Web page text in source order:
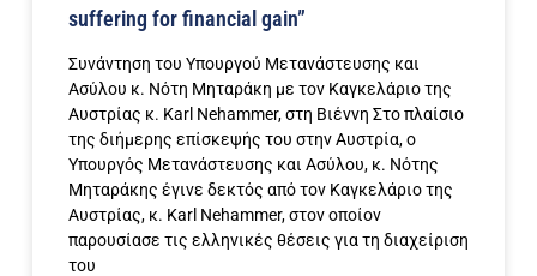
suffering for financial gain”
Συνάντηση του Υπουργού Μετανάστευσης και
Ασύλου κ. Νότη Μηταράκη με τον Καγκελάριο της
Αυστρίας κ. Karl Nehammer, στη Βιέννη Στο πλαίσιο
της διήμερης επίσκεψής του στην Αυστρία, ο
Υπουργός Μετανάστευσης και Ασύλου, κ. Νότης
Μηταράκης έγινε δεκτός από τον Καγκελάριο της
Αυστρίας, κ. Karl Nehammer, στον οποίον
παρουσίασε τις ελληνικές θέσεις για τη διαχείριση
του